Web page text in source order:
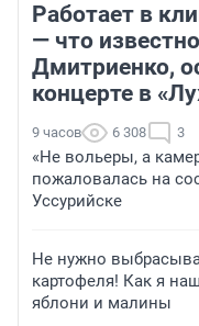
Работает в
— что
Дмитриенко,
концерте в
9 часов 6 308 3
«Не вольеры, а
пожаловалась на
Уссурийске
Не нужно
картофеля! Как я
яблони и малины